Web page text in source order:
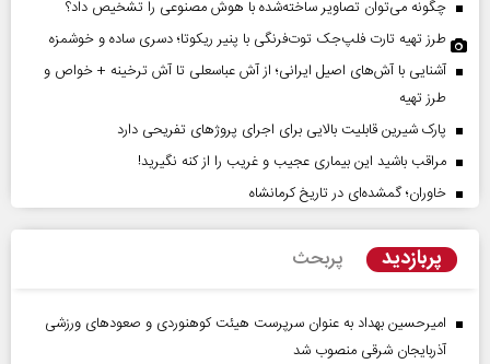
چگونه می‌توان تصاویر ساخته‌شده با هوش مصنوعی را تشخیص داد؟
طرز تهیه تارت فلپ‌جک توت‌فرنگی با پنیر ریکوتا؛ دسری ساده و خوشمزه
آشنایی با آش‌های اصیل ایرانی؛ از آش عباسعلی تا آش ترخینه + خواص و
طرز تهیه
پارک شیرین قابلیت‌ بالایی برای اجرای پروژهای تفریحی دارد
مراقب باشید این بیماری عجیب و غریب را از کنه نگیرید!
خاوران؛ گمشده‌ای در تاریخ کرمانشاه
پربازدید پربحث
امیرحسین بهداد به عنوان سرپرست هیئت کوهنوردی و صعودهای ورزشی
آذربایجان شرقی منصوب شد